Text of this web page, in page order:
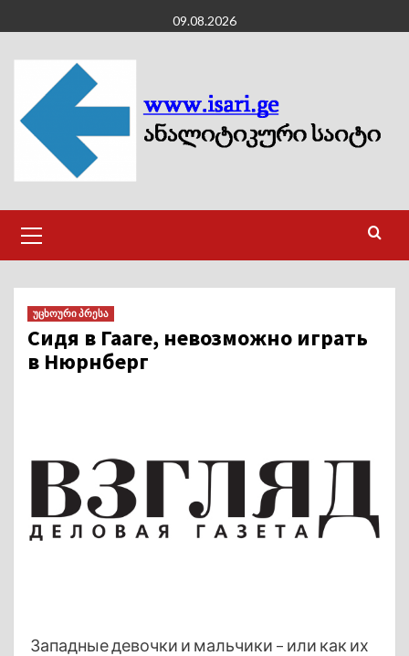
to
content
09.08.2026
Menu
უცხოური პრესა
Сидя в Гааге, невозможно играть
в Нюрнберг
Западные девочки и мальчики – или как их